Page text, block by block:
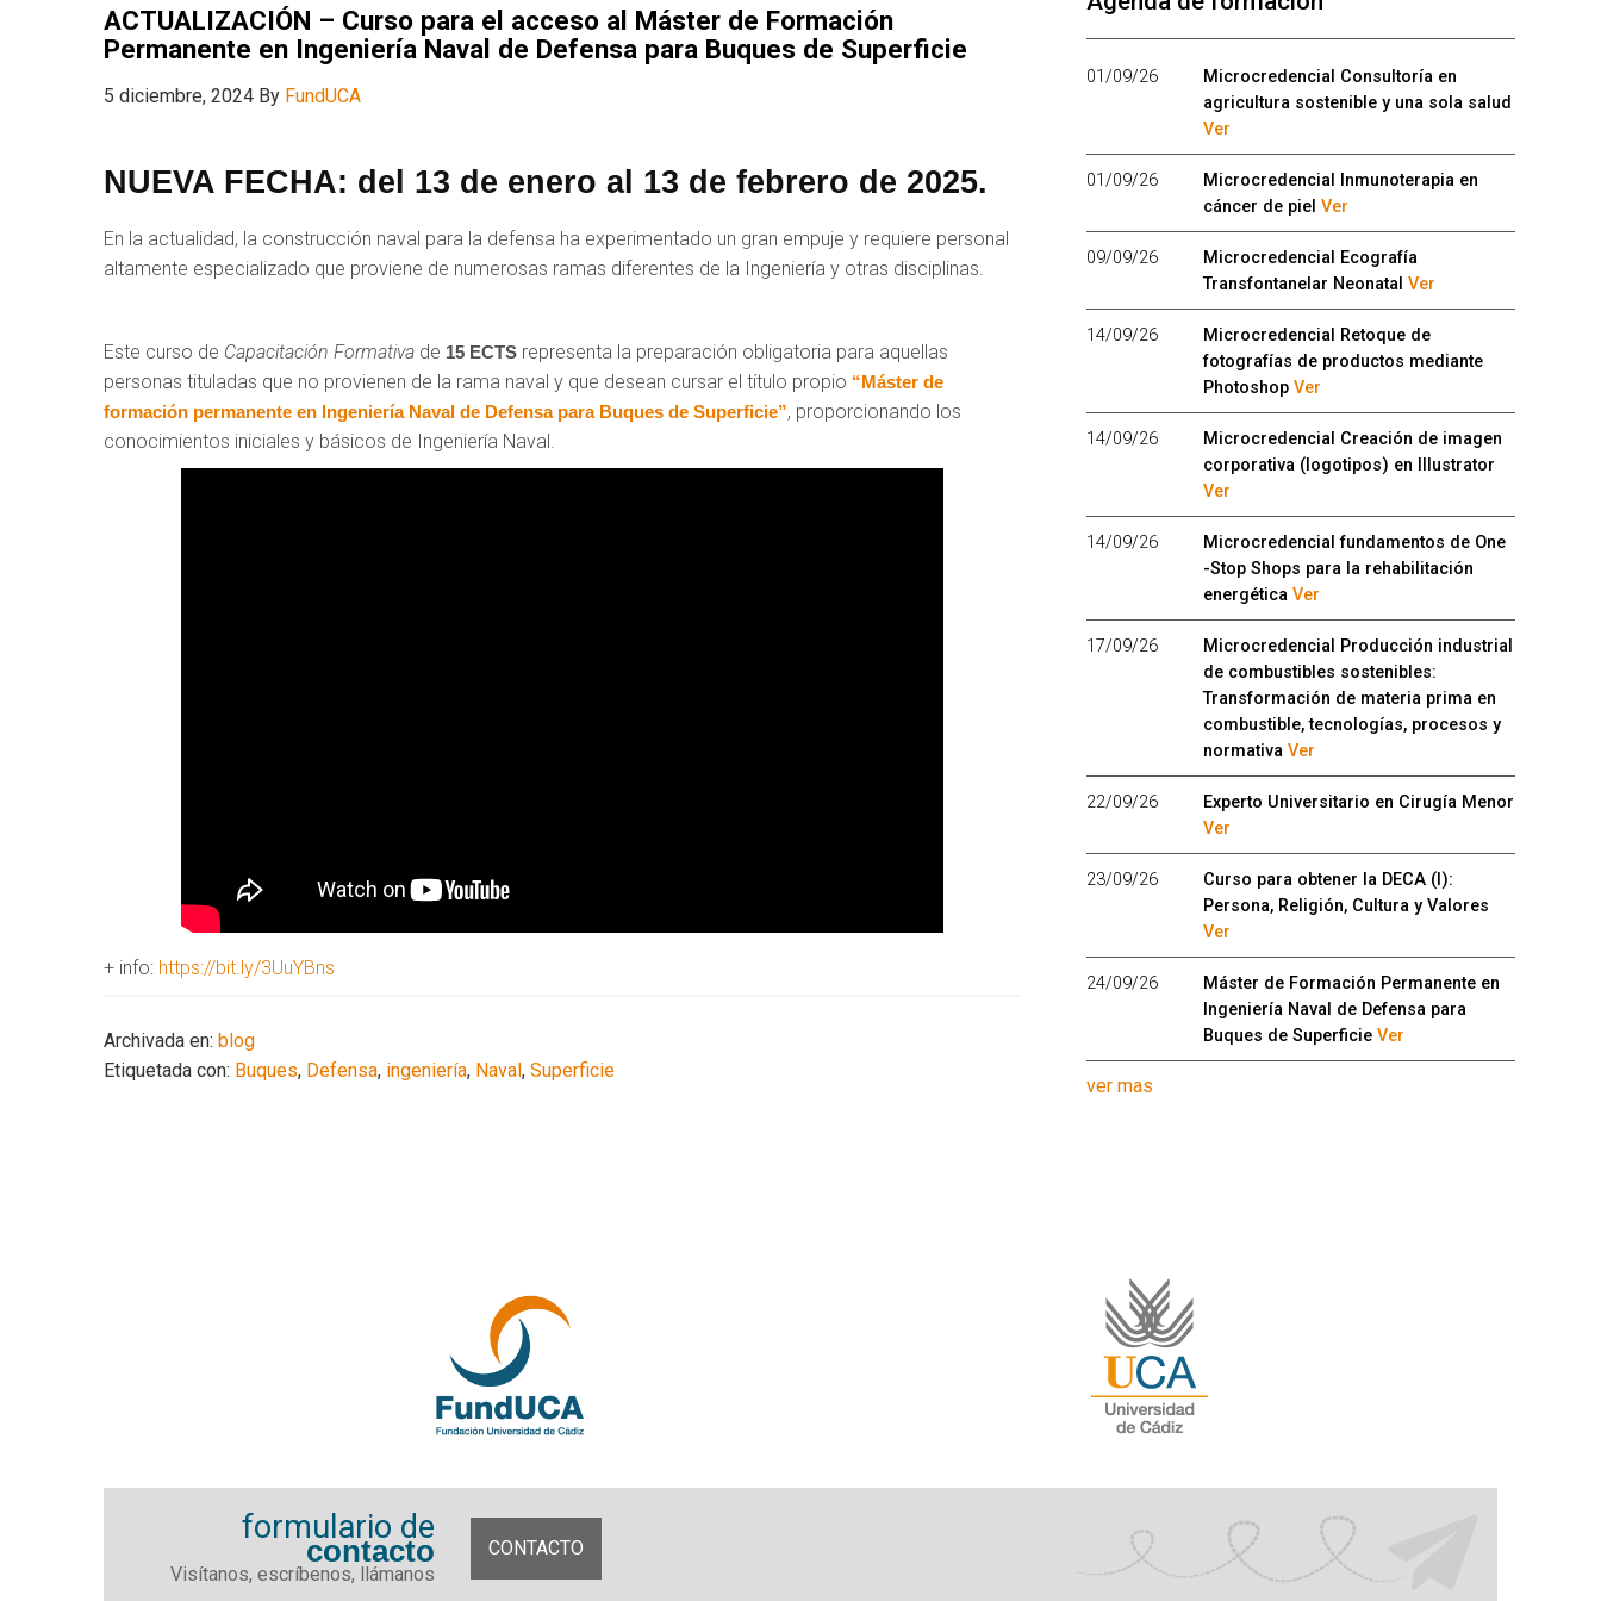
ACTUALIZACIÓN – Curso para el acceso al Máster de Formación
Permanente en Ingeniería Naval de Defensa para Buques de Superficie
5 diciembre, 2024 By FundUCA
NUEVA FECHA: del 13 de enero al 13 de febrero de 2025.
En la actualidad, la construcción naval para la defensa ha experimentado un gran empuje y requiere personal
altamente especializado que proviene de numerosas ramas diferentes de la Ingeniería y otras disciplinas.
Este curso de Capacitación Formativa de 15 ECTS representa la preparación obligatoria para aquellas
personas tituladas que no provienen de la rama naval y que desean cursar el título propio “Máster de
formación permanente en Ingeniería Naval de Defensa para Buques de Superficie”, proporcionando los
conocimientos iniciales y básicos de Ingeniería Naval.
+ info: https://bit.ly/3UuYBns
Archivada en: blog
Etiquetada con: Buques, Defensa, ingeniería, Naval, Superficie
01/09/26
Microcredencial Consultoría en
agricultura sostenible y una sola salud
Ver
01/09/26
Microcredencial Inmunoterapia en
cáncer de piel Ver
09/09/26
Microcredencial Ecografía
Transfontanelar Neonatal Ver
14/09/26
Microcredencial Retoque de
fotografías de productos mediante
Photoshop Ver
14/09/26
Microcredencial Creación de imagen
corporativa (logotipos) en Illustrator
Ver
14/09/26
Microcredencial fundamentos de One
-Stop Shops para la rehabilitación
energética Ver
17/09/26
Microcredencial Producción industrial
de combustibles sostenibles:
Transformación de materia prima en
combustible, tecnologías, procesos y
normativa Ver
22/09/26
Experto Universitario en Cirugía Menor
Ver
23/09/26
Curso para obtener la DECA (I):
Persona, Religión, Cultura y Valores
Ver
24/09/26
Máster de Formación Permanente en
Ingeniería Naval de Defensa para
Buques de Superficie Ver
ver mas
formulario de
contacto
Visítanos, escríbenos, llámanos
CONTACTO